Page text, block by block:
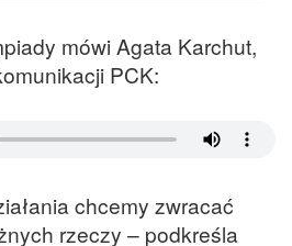
mówi Agata Karchut,
PCK:
chcemy zwracać
rzeczy – podkreśla